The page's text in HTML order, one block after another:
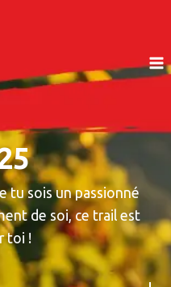
tu sois un passionné
de soi, ce trail est
toi !